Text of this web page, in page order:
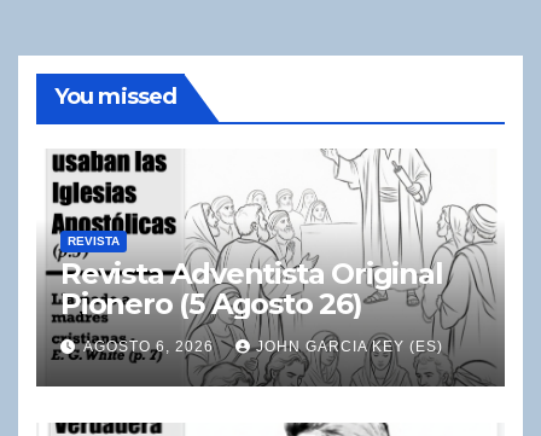
You missed
REVISTA
Revista Adventista Original
Pionero (5 Agosto 26)
AGOSTO 6, 2026 JOHN GARCIA KEY (ES)